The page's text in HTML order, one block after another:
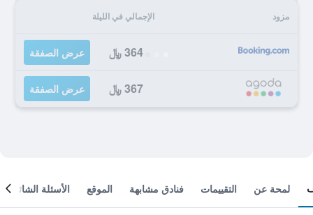
مزود الإجمالي في الليلة
364 ﷼ عرض الصفقة
367 ﷼ عرض الصفقة
لمحة عن التقييمات فنادق مشابهة الموقع الأسئلة الشائعة